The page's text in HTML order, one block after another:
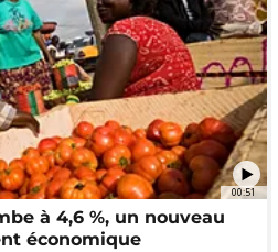
00:51
à 4,6 %, un nouveau
économique